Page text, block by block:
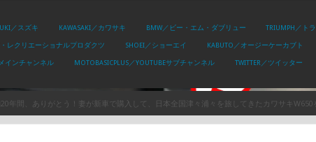
／スズキ KAWASAKI／カワサキ BMW／ビー・エム・ダブリュー TRIUMPH／ト
レクリエーショナルプロダクツ SHOEI／ショーエイ KABUTO／オージーケーカブト
インチャンネル MOTOBASICPLUS／YOUTUBEサブチャンネル TWITTER／ツイッター
20年間、ありがとう！妻が新車で購入して、日本全国津々浦々を旅してきたカワサキW650